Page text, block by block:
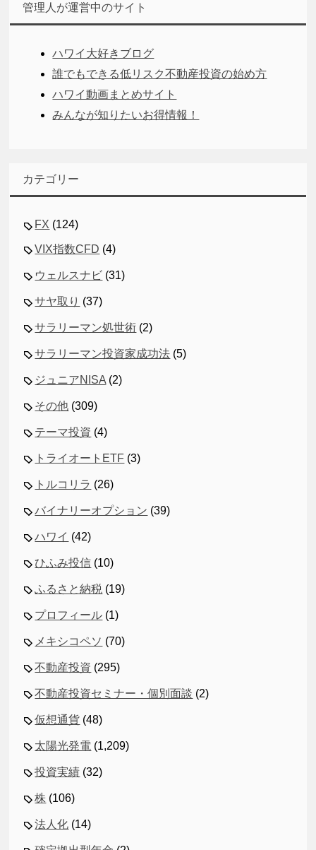
管理人が運営中のサイト
ハワイ大好きブログ
誰でもできる低リスク不動産投資の始め方
ハワイ動画まとめサイト
みんなが知りたいお得情報！
カテゴリー
FX (124)
VIX指数CFD (4)
ウェルスナビ (31)
サヤ取り (37)
サラリーマン処世術 (2)
サラリーマン投資家成功法 (5)
ジュニアNISA (2)
その他 (309)
テーマ投資 (4)
トライオートETF (3)
トルコリラ (26)
バイナリーオプション (39)
ハワイ (42)
ひふみ投信 (10)
ふるさと納税 (19)
プロフィール (1)
メキシコペソ (70)
不動産投資 (295)
不動産投資セミナー・個別面談 (2)
仮想通貨 (48)
太陽光発電 (1,209)
投資実績 (32)
株 (106)
法人化 (14)